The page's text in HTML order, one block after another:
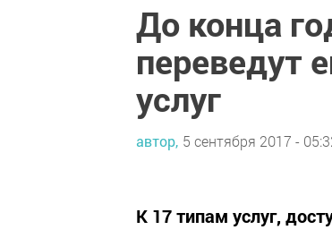
До конца
переведут
услуг
автор, 5 сентября 2017 -
К 17 типам услуг,